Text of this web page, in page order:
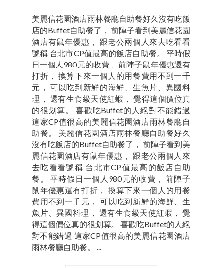
美麗信花園酒店雨林餐廳自助餐好久沒有吃飯
店的Buffet自助餐了， 前陣子看到美麗信花園
酒店有鼠年優惠， 跟老公兩個人來去吃看看
號稱 台北市CP值最高的飯店自助餐。 平時假
日一個人980元的收費， 前陣子鼠年優惠還有
打折， 換算下來一個人的用餐費用不到一千
元， 可以吃到新鮮的海鮮、生魚片、異國料
理， 還有生食級天使紅蝦， 覺得這個價位真
的很划算。 喜歡吃Buffet的人絕對不能錯過
這家CP值很高的美麗信花園酒店雨林餐廳自
助餐。 美麗信花園酒店雨林餐廳自助餐好久
沒有吃飯店的Buffet自助餐了， 前陣子看到美
麗信花園酒店有鼠年優惠， 跟老公兩個人來
去吃看看號稱 台北市CP值最高的飯店自助
餐。 平時假日一個人980元的收費， 前陣子
鼠年優惠還有打折， 換算下來一個人的用餐
費用不到一千元， 可以吃到新鮮的海鮮、生
魚片、異國料理， 還有生食級天使紅蝦， 覺
得這個價位真的很划算。 喜歡吃Buffet的人絕
對不能錯過 這家CP值很高的美麗信花園酒店
雨林餐廳自助餐。 ...